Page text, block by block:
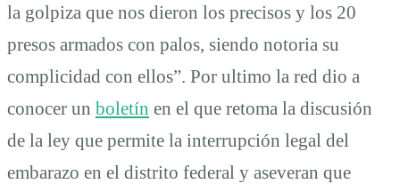
la golpiza que nos dieron los precisos y los 20
presos armados con palos, siendo notoria su
complicidad con ellos”. Por ultimo la red dio a
conocer un boletín en el que retoma la discusión
de la ley que permite la interrupción legal del
embarazo en el distrito federal y aseveran que